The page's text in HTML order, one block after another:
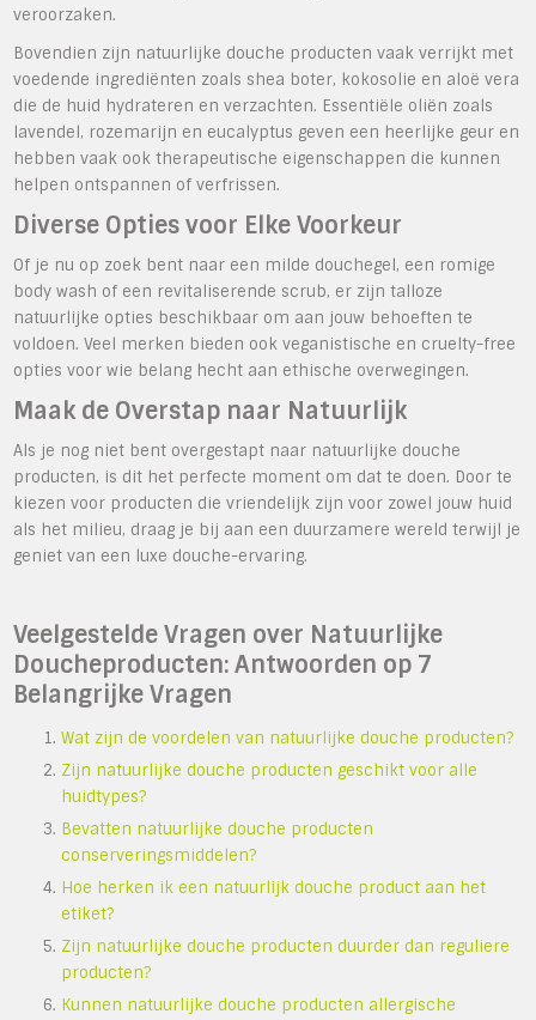
veroorzaken.
Bovendien zijn natuurlijke douche producten vaak verrijkt met
voedende ingrediënten zoals shea boter, kokosolie en aloë vera
die de huid hydrateren en verzachten. Essentiële oliën zoals
lavendel, rozemarijn en eucalyptus geven een heerlijke geur en
hebben vaak ook therapeutische eigenschappen die kunnen
helpen ontspannen of verfrissen.
Diverse Opties voor Elke Voorkeur
Of je nu op zoek bent naar een milde douchegel, een romige
body wash of een revitaliserende scrub, er zijn talloze
natuurlijke opties beschikbaar om aan jouw behoeften te
voldoen. Veel merken bieden ook veganistische en cruelty-free
opties voor wie belang hecht aan ethische overwegingen.
Maak de Overstap naar Natuurlijk
Als je nog niet bent overgestapt naar natuurlijke douche
producten, is dit het perfecte moment om dat te doen. Door te
kiezen voor producten die vriendelijk zijn voor zowel jouw huid
als het milieu, draag je bij aan een duurzamere wereld terwijl je
geniet van een luxe douche-ervaring.
Veelgestelde Vragen over Natuurlijke
Doucheproducten: Antwoorden op 7
Belangrijke Vragen
Wat zijn de voordelen van natuurlijke douche producten?
Zijn natuurlijke douche producten geschikt voor alle
huidtypes?
Bevatten natuurlijke douche producten
conserveringsmiddelen?
Hoe herken ik een natuurlijk douche product aan het
etiket?
Zijn natuurlijke douche producten duurder dan reguliere
producten?
Kunnen natuurlijke douche producten allergische